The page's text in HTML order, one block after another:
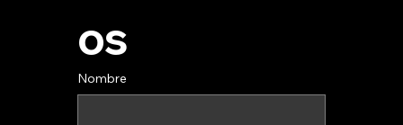
os
Nombre